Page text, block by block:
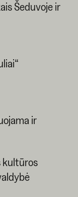
Šeduvoje ir
ir
kultūros